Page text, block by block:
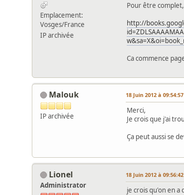
Emplacement:
Vosges/France
IP archivée
Pour être
http://
Ca commence
Malouk
IP archivée
18 Juin 2012 à 09:54:57
Merci,
Je crois que j'ai
Ça peut aussi se
Lionel
Administrator
18 Juin 2012 à 09:56:42
je crois qu'on en a